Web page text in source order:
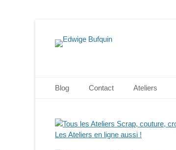
Edwige
Menu principal
Blog Contact Ateliers